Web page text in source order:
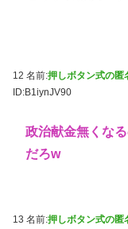
12 名前:押しボタン式の匿
ID:B1iynJV90
政治献金無くな
だろw
13 名前:押しボタン式の匿